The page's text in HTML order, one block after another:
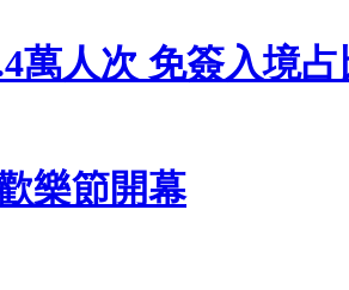
萬人次 免簽入境占
樂節開幕